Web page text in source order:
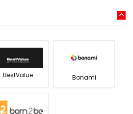
BestValue Bonami